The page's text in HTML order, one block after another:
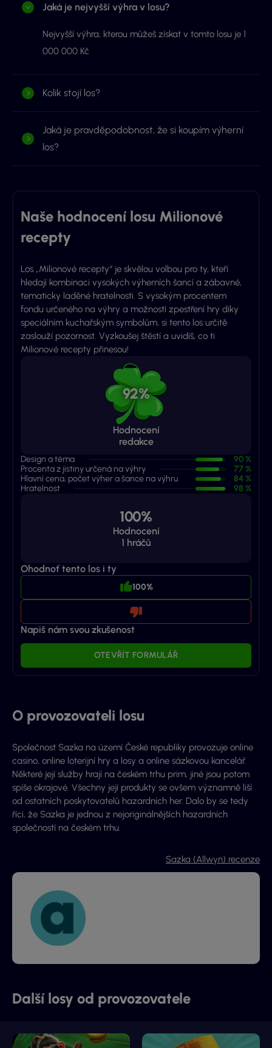
Jaká je nejvyšší výhra v losu?
Nejvyšší výhra, kterou můžeš získat v tomto losu je 1
000 000 Kč
Kolik stojí los?
Jaká je pravděpodobnost, že si koupím výherní
los?
Naše hodnocení losu Milionové
recepty
Los „Milionové recepty“ je skvělou volbou pro ty, kteří
hledají kombinaci vysokých výherních šancí a zábavné,
tematicky laděné hratelnosti. S vysokým procentem
fondu určeného na výhry a možností zpestření hry díky
speciálním kuchařským symbolům, si tento los určitě
zaslouží pozornost. Vyzkoušej štěstí a uvidíš, co ti
Milionové recepty přinesou!
92%
Hodnocení
redakce
Design a téma
90 %
Procenta z jistiny určená na výhry
77 %
Hlavní cena, počet výher a šance na výhru
84 %
Hratelnost
98 %
100%
Hodnocení
1 hráčů
Ohodnoť tento los i ty
100%
Napiš nám svou zkušenost
OTEVŘÍT FORMULÁŘ
O provozovateli losu
Společnost Sazka na území České republiky provozuje online
casino, online loterijní hry a losy a online sázkovou kancelář.
Některé její služby hrají na českém trhu prim, jiné jsou potom
spíše okrajové. Všechny její produkty se ovšem významně liší
od ostatních poskytovatelů hazardních her. Dalo by se tedy
říci, že Sazka je jednou z nejoriginálnějších hazardních
společností na českém trhu.
Sazka (Allwyn) recenze
Další losy od provozovatele